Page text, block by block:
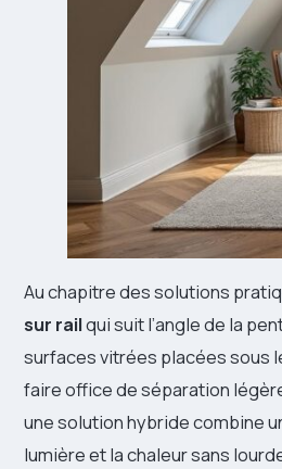
Au chapitre des solutions
sur railqui suit l’angle de la
surfaces vitrées placées sous
faire office de séparation
une solution hybride combine
lumière et la chaleur sans